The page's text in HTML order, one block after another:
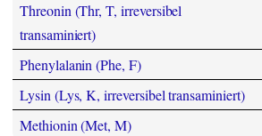
Threonin (Thr, T, irreversibel
transaminiert)
Phenylalanin (Phe, F)
Lysin (Lys, K, irreversibel transaminiert)
Methionin (Met, M)